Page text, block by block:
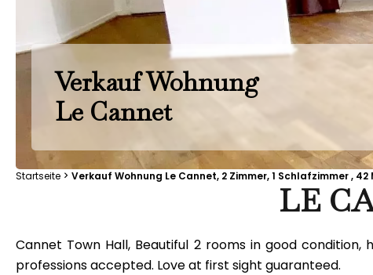
Verkauf Wohnung
Le Cannet
Startseite Verkauf Wohnung Le Cannet, 2 Zimmer, 1 Schlafzimmer , 42
LE
Cannet Town Hall, Beautiful 2 rooms in good
professions accepted. Love at first sight guaranteed.